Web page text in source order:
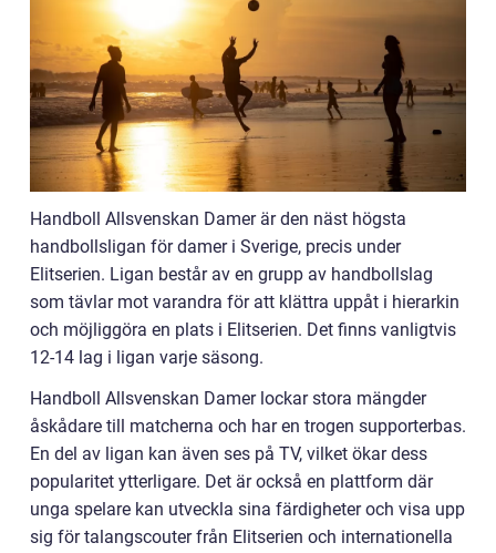
Handboll Allsvenskan Damer är den näst högsta
handbollsligan för damer i Sverige, precis under
Elitserien. Ligan består av en grupp av handbollslag
som tävlar mot varandra för att klättra uppåt i hierarkin
och möjliggöra en plats i Elitserien. Det finns vanligtvis
12-14 lag i ligan varje säsong.
Handboll Allsvenskan Damer lockar stora mängder
åskådare till matcherna och har en trogen supporterbas.
En del av ligan kan även ses på TV, vilket ökar dess
popularitet ytterligare. Det är också en plattform där
unga spelare kan utveckla sina färdigheter och visa upp
sig för talangscouter från Elitserien och internationella